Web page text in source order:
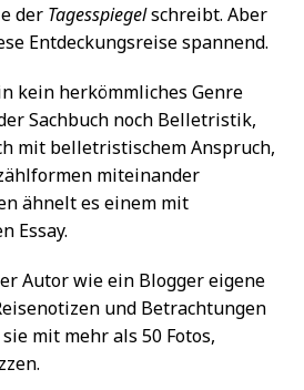
der Tagesspiegelschreibt. Aber
Entdeckungsreise spannend.
kein herkömmliches Genre
Sachbuch noch Belletristik,
mit belletristischem Anspruch,
miteinander
ähnelt es einem mit
Essay.
Autor wie ein Blogger eigene
und Betrachtungen
mit mehr als 50 Fotos,